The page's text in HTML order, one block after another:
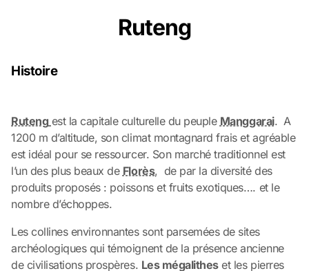
Ruteng
Histoire
Ruteng est la capitale culturelle du peuple Manggarai. A
1200 m d’altitude, son climat montagnard frais et agréable
est idéal pour se ressourcer. Son marché traditionnel est
l’un des plus beaux de Florès, de par la diversité des
produits proposés : poissons et fruits exotiques…. et le
nombre d’échoppes.
Les collines environnantes sont parsemées de sites
archéologiques qui témoignent de la présence ancienne
de civilisations prospères. Les mégalitheset les pierres